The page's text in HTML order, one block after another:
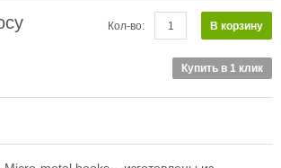
В корзину
Кол-во:
Купить в 1 клик